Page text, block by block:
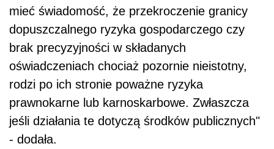
mieć świadomość, że przekroczenie granicy
dopuszczalnego ryzyka gospodarczego czy
brak precyzyjności w składanych
oświadczeniach chociaż pozornie nieistotny,
rodzi po ich stronie poważne ryzyka
prawnokarne lub karnoskarbowe. Zwłaszcza
jeśli działania te dotyczą środków publicznych"
- dodała.